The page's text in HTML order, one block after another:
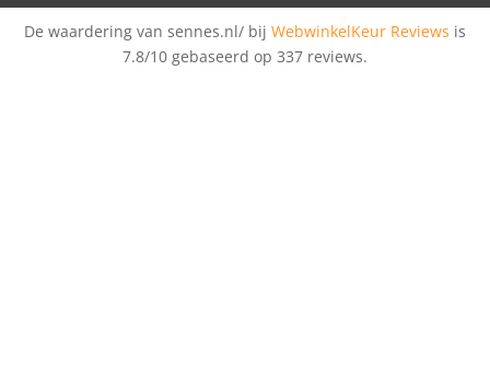
De waardering van sennes.nl/ bij WebwinkelKeur Reviews is
7.8/10 gebaseerd op 337 reviews.